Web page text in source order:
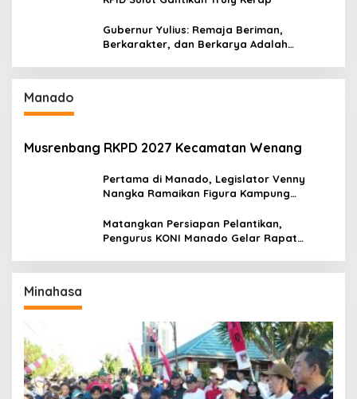
Gubernur Yulius: Remaja Beriman,
Berkarakter, dan Berkarya Adalah
Manado
Musrenbang RKPD 2027 Kecamatan Wenang
Pertama di Manado, Legislator Venny
Nangka Ramaikan Figura Kampung
Matangkan Persiapan Pelantikan,
Pengurus KONI Manado Gelar Rapat
Minahasa